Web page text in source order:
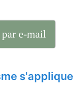
e-mail
s'applique